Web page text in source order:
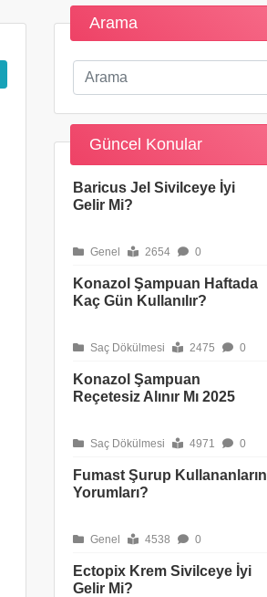
Arama
Güncel Konular
Baricus Jel Sivilceye İyi
Gelir Mi?
Genel 2654 0
Konazol Şampuan Haftada
Kaç Gün Kullanılır?
Saç Dökülmesi 2475 0
Konazol Şampuan
Reçetesiz Alınır Mı 2025
Saç Dökülmesi 4971 0
Fumast Şurup Kullananların
Yorumları?
Genel 4538 0
Ectopix Krem Sivilceye İyi
Gelir Mi?